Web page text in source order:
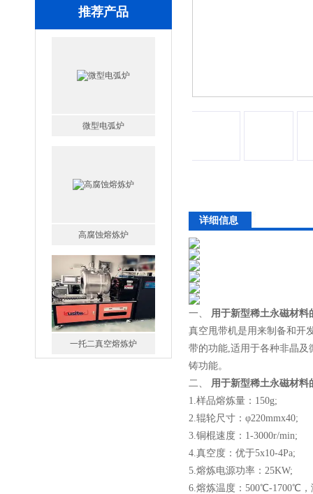
推荐产品
微型电弧炉
高腐蚀熔炼炉
一托二真空熔炼炉
详细信息
一、
用于新型稀土永磁材料
真空甩带机是用来制备和开
带的功能,适用于各种非晶
铸功能。
二、 用于新型稀土永磁材料
1.样品熔炼量：150g;
2.辊轮尺寸：φ220mmx40;
3.铜棍速度：1-3000r/min;
4.真空度：优于5x10-4Pa;
5.熔炼电源功率：25KW;
6.熔炼温度：500℃-1700℃